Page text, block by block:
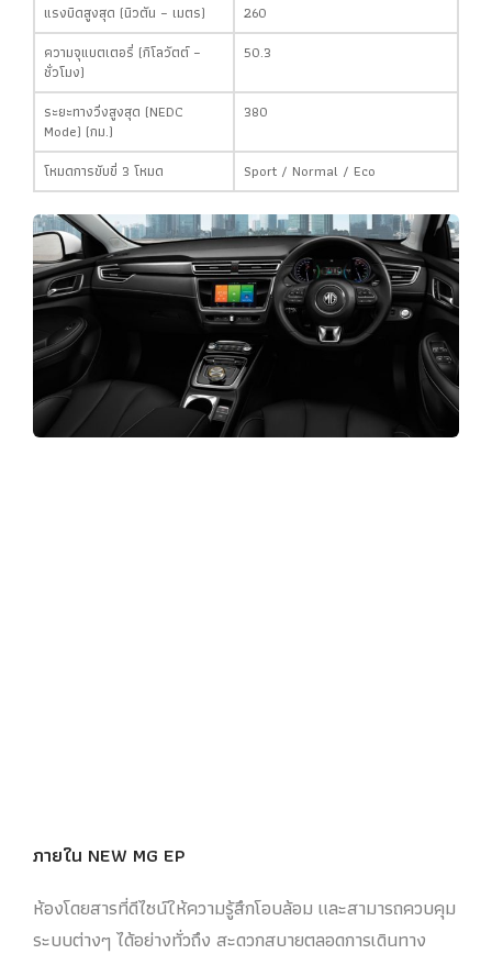
แรงบิดสูงสุด (นิวตัน – เมตร)
260
ความจุแบตเตอรี่ (กิโลวัตต์ –
ชั่วโมง)
50.3
ระยะทางวิ่งสูงสุด (NEDC
Mode) (กม.)
380
โหมดการขับขี่ 3 โหมด Sport / Normal / Eco
ภายใน NEW MG EP
ห้องโดยสารที่ดีไซน์ให้ความรู้สึกโอบล้อม และสามารถควบคุม
ระบบต่างๆ ได้อย่างทั่วถึง สะดวกสบายตลอดการเดินทาง